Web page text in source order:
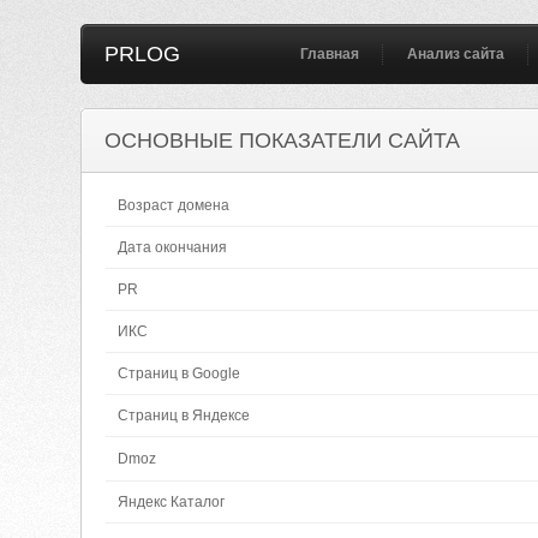
PRLOG Главная Анализ сайта
ОСНОВНЫЕ ПОКАЗАТЕЛИ САЙТА
Возраст домена
Дата окончания
PR
ИКС
Страниц в Google
Страниц в Яндексе
Dmoz
Яндекс Каталог